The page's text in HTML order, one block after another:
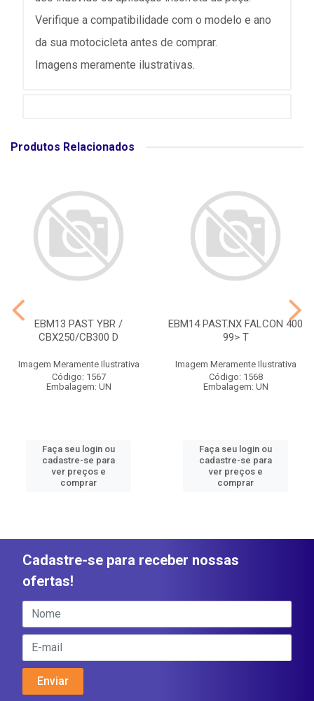
Verifique a compatibilidade com o modelo e ano
da sua motocicleta antes de comprar.
Imagens meramente ilustrativas.
Produtos Relacionados
EBM13 PAST YBR /
CBX250/CB300 D
Imagem Meramente Ilustrativa
Código: 1567
Embalagem: UN
Faça seu login ou
cadastre-se para
ver preços e
comprar
EBM14 PAST.NX FALCON 400
99> T
Imagem Meramente Ilustrativa
Código: 1568
Embalagem: UN
Faça seu login ou
cadastre-se para
ver preços e
comprar
Cadastre-se para receber nossas
ofertas!